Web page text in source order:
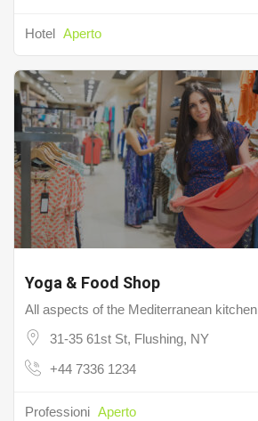
Hotel Aperto
Yoga & Food Shop
All aspects of the Mediterranean kitchen
31-35 61st St, Flushing, NY
+44 7336 1234
Professioni Aperto